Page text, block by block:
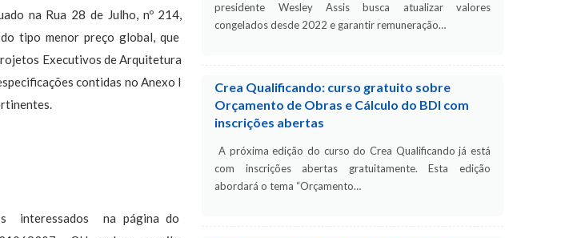
na Rua 28 de Julho, nº 214,
do tipo menor preço global, que
Executivos de Arquitetura
contidas no Anexo I
na página do
presidente Wesley Assis busca atualizar valores
congelados desde 2022 e garantir remuneração…
Crea Qualificando: curso gratuito sobre
Orçamento de Obras e Cálculo do BDI com
inscrições abertas
A próxima edição do curso do Crea Qualificando já está
com inscrições abertas gratuitamente. Esta edição
abordará o tema “Orçamento…